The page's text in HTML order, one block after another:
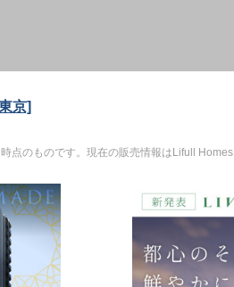
京]
点のものです。現在の販売情報はLifull Homes